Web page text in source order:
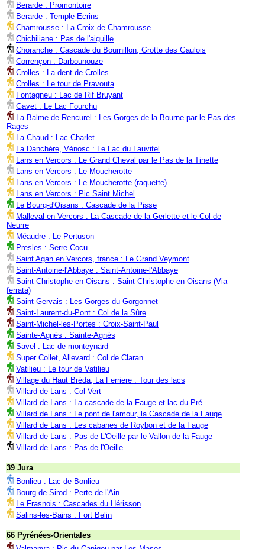
Berarde : Promontoire
Berarde : Temple-Ecrins
Chamrousse : La Croix de Chamrousse
Chichiliane : Pas de l'aiguille
Choranche : Cascade du Bournillon, Grotte des Gaulois
Corrençon : Darbounouze
Crolles : La dent de Crolles
Crolles : Le tour de Pravouta
Fontagneu : Lac de Rif Bruyant
Gavet : Le Lac Fourchu
La Balme de Rencurel : Les Gorges de la Bourne par le Pas des
Rages
La Chaud : Lac Charlet
La Danchère, Vénosc : Le Lac du Lauvitel
Lans en Vercors : Le Grand Cheval par le Pas de la Tinette
Lans en Vercors : Le Moucherotte
Lans en Vercors : Le Moucherotte (raquette)
Lans en Vercors : Pic Saint Michel
Le Bourg-d'Oisans : Cascade de la Pisse
Malleval-en-Vercors : La Cascade de la Gerlette et le Col de
Neurre
Méaudre : Le Pertuson
Presles : Serre Cocu
Saint Agan en Vercors, france : Le Grand Veymont
Saint-Antoine-l'Abbaye : Saint-Antoine-l'Abbaye
Saint-Christophe-en-Oisans : Saint-Christophe-en-Oisans (Via
ferrata)
Saint-Gervais : Les Gorges du Gorgonnet
Saint-Laurent-du-Pont : Col de la Sûre
Saint-Michel-les-Portes : Croix-Saint-Paul
Sainte-Agnés : Sainte-Agnés
Savel : Lac de monteynard
Super Collet, Allevard : Col de Claran
Vatilieu : Le tour de Vatilieu
Village du Haut Bréda, La Ferriere : Tour des lacs
Villard de Lans : Col Vert
Villard de Lans : La cascade de la Fauge et lac du Pré
Villard de Lans : Le pont de l'amour, la Cascade de la Fauge
Villard de Lans : Les cabanes de Roybon et de la Fauge
Villard de Lans : Pas de L'Oeille par le Vallon de la Fauge
Villard de Lans : Pas de l'Oeille
39 Jura
Bonlieu : Lac de Bonlieu
Bourg-de-Sirod : Perte de l'Ain
Le Frasnois : Cascades du Hérisson
Salins-les-Bains : Fort Belin
66 Pyrénées-Orientales